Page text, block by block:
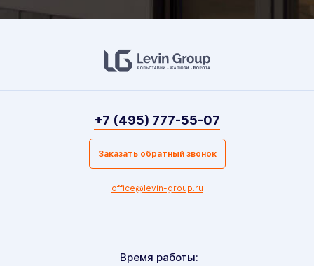
Время работы:
+7 (495) 777-55-07
Заказать обратный звонок
office@levin-group.ru